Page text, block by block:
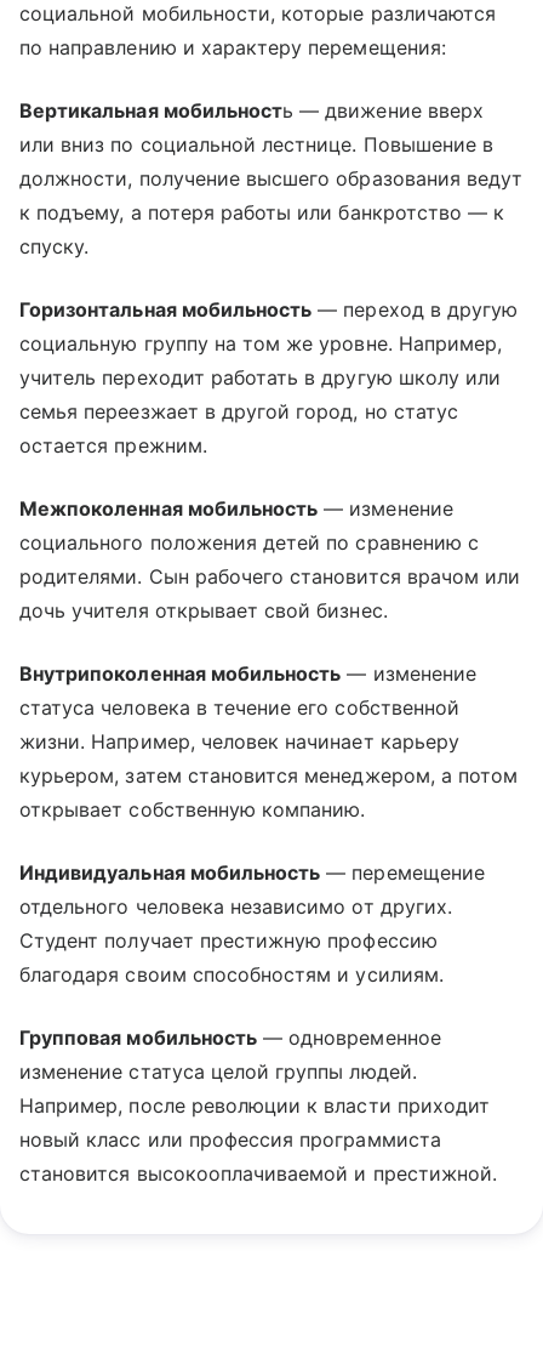
социальной мобильности, которые различаются
по направлению и характеру перемещения:
Вертикальная мобильность — движение вверх
или вниз по социальной лестнице. Повышение в
должности, получение высшего образования ведут
к подъему, а потеря работы или банкротство — к
спуску.
Горизонтальная мобильность — переход в другую
социальную группу на том же уровне. Например,
учитель переходит работать в другую школу или
семья переезжает в другой город, но статус
остается прежним.
Межпоколенная мобильность — изменение
социального положения детей по сравнению с
родителями. Сын рабочего становится врачом или
дочь учителя открывает свой бизнес.
Внутрипоколенная мобильность — изменение
статуса человека в течение его собственной
жизни. Например, человек начинает карьеру
курьером, затем становится менеджером, а потом
открывает собственную компанию.
Индивидуальная мобильность — перемещение
отдельного человека независимо от других.
Студент получает престижную профессию
благодаря своим способностям и усилиям.
Групповая мобильность — одновременное
изменение статуса целой группы людей.
Например, после революции к власти приходит
новый класс или профессия программиста
становится высокооплачиваемой и престижной.